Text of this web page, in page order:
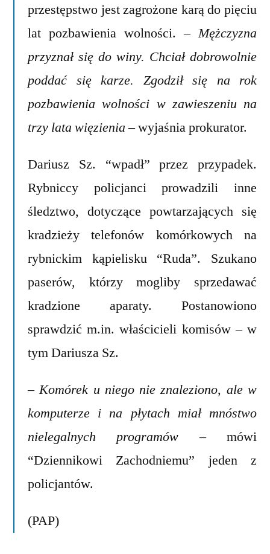
przestępstwo jest zagrożone karą do pięciu
lat pozbawienia wolności.– Mężczyzna
przyznał się do winy. Chciał dobrowolnie
poddać się karze. Zgodził się na rok
pozbawienia wolności w zawieszeniu na
trzy lata więzienia– wyjaśnia prokurator.
Dariusz Sz. “wpadł” przez przypadek.
Rybniccy policjanci prowadzili inne
śledztwo, dotyczące powtarzających się
kradzieży telefonów komórkowych na
rybnickim kąpielisku “Ruda”. Szukano
paserów, którzy mogliby sprzedawać
kradzione aparaty. Postanowiono
sprawdzić m.in. właścicieli komisów – w
tym Dariusza Sz.
– Komórek u niego nie znaleziono, ale w
komputerze i na płytach miał mnóstwo
nielegalnych programów – mówi
“Dziennikowi Zachodniemu” jeden z
policjantów.
(PAP)